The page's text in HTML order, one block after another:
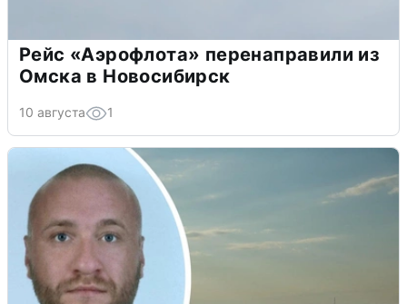
Рейс «Аэрофлота» перенаправили из
Омска в Новосибирск
10 августа 1